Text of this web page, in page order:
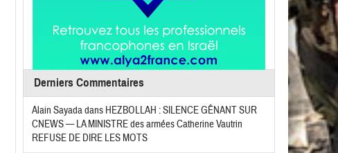
Derniers Commentaires
Alain Sayadadans HEZBOLLAH : SILENCE GÊNANT SUR
CNEWS — LA MINISTRE des armées Catherine Vautrin
REFUSE DE DIRE LES MOTS